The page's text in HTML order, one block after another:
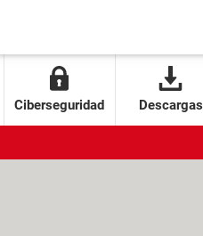
Ciberseguridad Descargas